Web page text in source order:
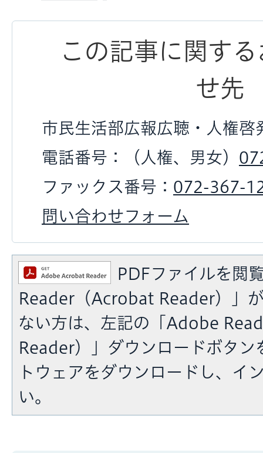
この記事に関す
せ先
市民生活部広報広聴・人権啓
電話番号：（人権、男女）
ファックス番号： 072-367-
問い合わせフォーム
PDFファイルを閲
Reader（Acrobat Reader）」
ない方は、左記の「Adobe
Reader）」ダウンロードボタン
トウェアをダウンロードし、イ
い。